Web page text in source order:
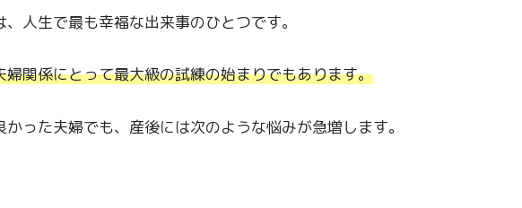
人生で最も幸福な出来事のひとつです。
婦関係にとって最大級の試練の始まりでもあります。
った夫婦でも、産後には次のような悩みが急増します。